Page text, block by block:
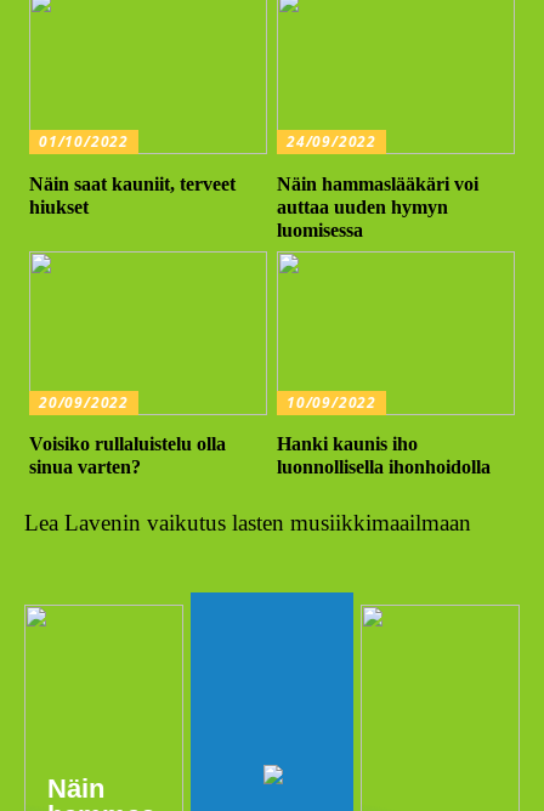
01/10/2022
Näin saat kauniit, terveet
hiukset
24/09/2022
Näin hammaslääkäri voi
auttaa uuden hymyn
luomisessa
20/09/2022
Voisiko rullaluistelu olla
sinua varten?
10/09/2022
Hanki kaunis iho
luonnollisella ihonhoidolla
Lea Lavenin vaikutus lasten musiikkimaailmaan
Näin